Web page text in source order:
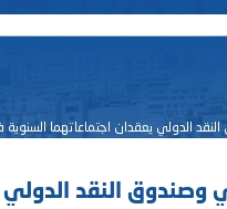
النقد الدولي يعقدان اجتماعاتهما
وصندوق النقد